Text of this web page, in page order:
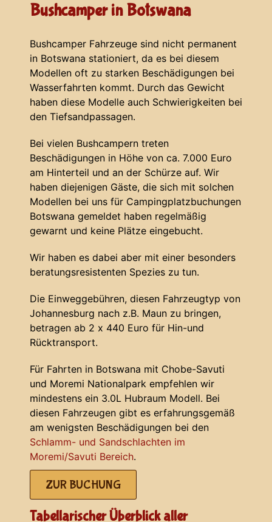
Bushcamper in Botswana
Bushcamper Fahrzeuge sind nicht permanent
in Botswana stationiert, da es bei diesem
Modellen oft zu starken Beschädigungen bei
Wasserfahrten kommt. Durch das Gewicht
haben diese Modelle auch Schwierigkeiten bei
den Tiefsandpassagen.
Bei vielen Bushcampern treten
Beschädigungen in Höhe von ca. 7.000 Euro
am Hinterteil und an der Schürze auf. Wir
haben diejenigen Gäste, die sich mit solchen
Modellen bei uns für Campingplatzbuchungen
Botswana gemeldet haben regelmäßig
gewarnt und keine Plätze eingebucht.
Wir haben es dabei aber mit einer besonders
beratungsresistenten Spezies zu tun.
Die Einweggebühren, diesen Fahrzeugtyp von
Johannesburg nach z.B. Maun zu bringen,
betragen ab 2 x 440 Euro für Hin-und
Rücktransport.
Für Fahrten in Botswana mit Chobe-Savuti
und Moremi Nationalpark empfehlen wir
mindestens ein 3.0L Hubraum Modell. Bei
diesen Fahrzeugen gibt es erfahrungsgemäß
am wenigsten Beschädigungen bei den
Schlamm- und Sandschlachten im
Moremi/Savuti Bereich.
ZUR BUCHUNG
Tabellarischer Überblick aller